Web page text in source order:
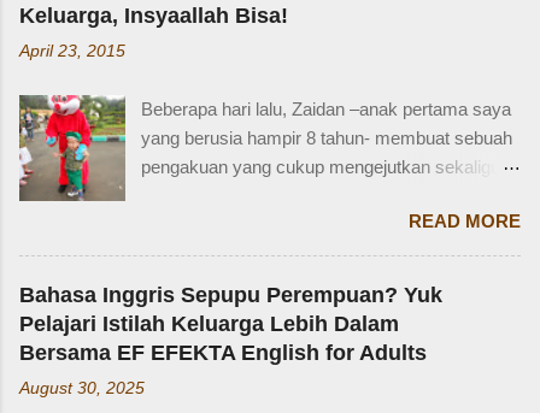
Keluarga, Insyaallah Bisa!
April 23, 2015
Beberapa hari lalu, Zaidan –anak pertama saya
yang berusia hampir 8 tahun- membuat sebuah
pengakuan yang cukup mengejutkan sekaligus
Zaidan: “Mi, waktu kakak kecil, kakak pernah
ditinggal beli sayur sama mba. Waktu itu
kakaknya lagi tidur. Terus kakak nangis. Sama
tetangga, kakak diajak main dan dipinjami
mainan.” Saya langsung memberondong Zaidan
dengan berbagai pertanyaan. Mbak yang
mana? Tetangga yang mana? Kejadiannya
READ MORE
Bahasa Inggris Sepupu Perempuan? Yuk
Pelajari Istilah Keluarga Lebih Dalam
Bersama EF EFEKTA English for Adults
August 30, 2025